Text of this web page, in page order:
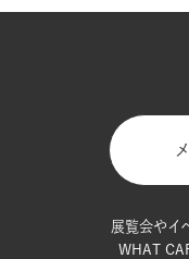
展覧会やイ
WHAT